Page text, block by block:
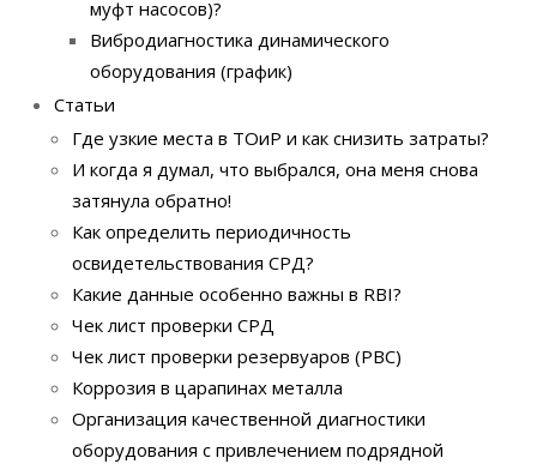
муфт насосов)?
Вибродиагностика динамического
оборудования (график)
Статьи
Где узкие места в ТОиР и как снизить затраты?
И когда я думал, что выбрался, она меня снова
затянула обратно!
Как определить периодичность
освидетельствования СРД?
Какие данные особенно важны в RBI?
Чек лист проверки СРД
Чек лист проверки резервуаров (РВС)
Коррозия в царапинах металла
Организация качественной диагностики
оборудования с привлечением подрядной